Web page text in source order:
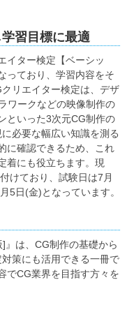
習目標に最適
イター検定【ベーシッ
っており、学習内容をそ
リエイター検定は、デザ
ワークなどの映像制作の
といった3次元CG制作の
必要な幅広い知識を測る
に確認できるため、これ
着にも役立ちます。現
けており、試験日は7月
5日(金)となっています。
』は、CG制作の基礎から
策にも活用できる一冊で
でCG業界を目指す方々を